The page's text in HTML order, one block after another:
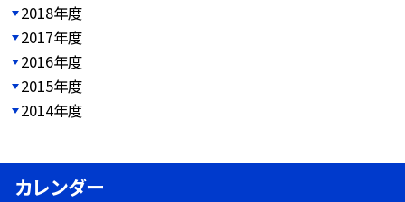
2018年度
2017年度
2016年度
2015年度
2014年度
カレンダー